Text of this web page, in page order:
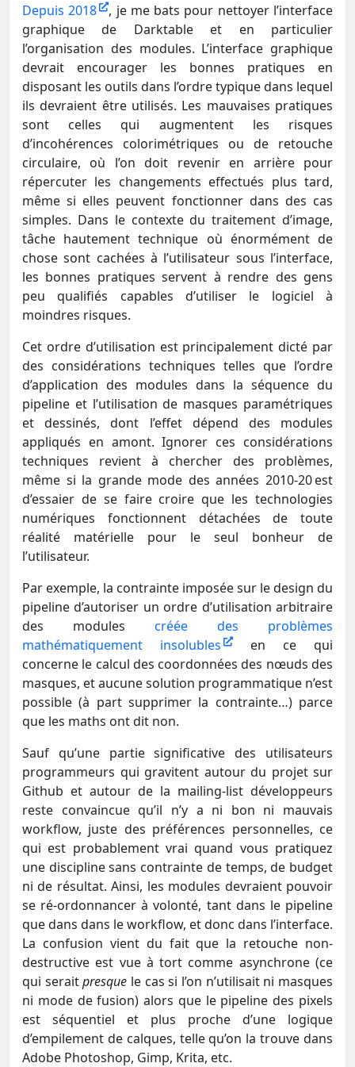
Depuis 2018 , je me bats pour nettoyer l’interface
graphique de Darktable et en particulier
l’organisation des modules. L’interface graphique
devrait encourager les bonnes pratiques en
disposant les outils dans l’ordre typique dans lequel
ils devraient être utilisés. Les mauvaises pratiques
sont celles qui augmentent les risques
d’incohérences colorimétriques ou de retouche
circulaire, où l’on doit revenir en arrière pour
répercuter les changements effectués plus tard,
même si elles peuvent fonctionner dans des cas
simples. Dans le contexte du traitement d’image,
tâche hautement technique où énormément de
chose sont cachées à l’utilisateur sous l’interface,
les bonnes pratiques servent à rendre des gens
peu qualifiés capables d’utiliser le logiciel à
moindres risques.
Cet ordre d’utilisation est principalement dicté par
des considérations techniques telles que l’ordre
d’application des modules dans la séquence du
pipeline et l’utilisation de masques paramétriques
et dessinés, dont l’effet dépend des modules
appliqués en amont. Ignorer ces considérations
techniques revient à chercher des problèmes,
même si la grande mode des années 2010-20 est
d’essaier de se faire croire que les technologies
numériques fonctionnent détachées de toute
réalité matérielle pour le seul bonheur de
l’utilisateur.
Par exemple, la contrainte imposée sur le design du
pipeline d’autoriser un ordre d’utilisation arbitraire
des modules créée des problèmes
mathématiquement insolubles
en ce qui
concerne le calcul des coordonnées des nœuds des
masques, et aucune solution programmatique n’est
possible (à part supprimer la contrainte…) parce
que les maths ont dit non.
Sauf qu’une partie significative des utilisateurs
programmeurs qui gravitent autour du projet sur
Github et autour de la mailing-list développeurs
reste convaincue qu’il n’y a ni bon ni mauvais
workflow, juste des préférences personnelles, ce
qui est probablement vrai quand vous pratiquez
une discipline sans contrainte de temps, de budget
ni de résultat. Ainsi, les modules devraient pouvoir
se ré-ordonnancer à volonté, tant dans le pipeline
que dans dans le workflow, et donc dans l’interface.
La confusion vient du fait que la retouche non-
destructive est vue à tort comme asynchrone (ce
qui seraitpresque le cas si l’on n’utilisait ni masques
ni mode de fusion) alors que le pipeline des pixels
est séquentiel et plus proche d’une logique
d’empilement de calques, telle qu’on la trouve dans
Adobe Photoshop, Gimp, Krita, etc.